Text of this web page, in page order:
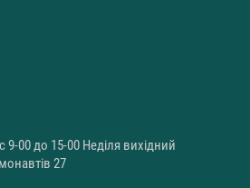
9-00 до 15-00 Неділя вихідний
27